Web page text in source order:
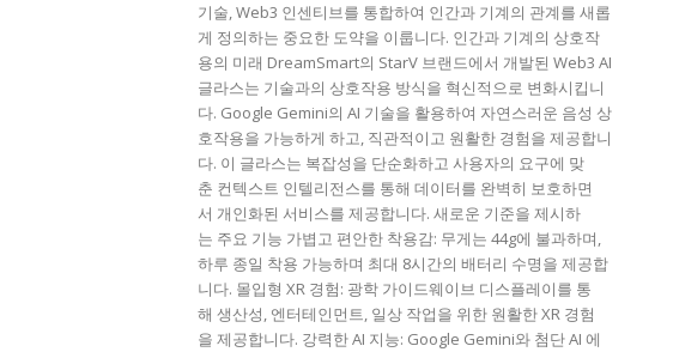
기술, Web3 인센티브를 통합하여 인간과 기계의 관계를 새롭
게 정의하는 중요한 도약을 이룹니다. 인간과 기계의 상호작
용의 미래 DreamSmart의 StarV 브랜드에서 개발된 Web3 AI
글라스는 기술과의 상호작용 방식을 혁신적으로 변화시킵니
다. Google Gemini의 AI 기술을 활용하여 자연스러운 음성 상
호작용을 가능하게 하고, 직관적이고 원활한 경험을 제공합니
다. 이 글라스는 복잡성을 단순화하고 사용자의 요구에 맞
춘 컨텍스트 인텔리전스를 통해 데이터를 완벽히 보호하면
서 개인화된 서비스를 제공합니다. 새로운 기준을 제시하
는 주요 기능 가볍고 편안한 착용감: 무게는 44g에 불과하며,
하루 종일 착용 가능하며 최대 8시간의 배터리 수명을 제공합
니다. 몰입형 XR 경험: 광학 가이드웨이브 디스플레이를 통
해 생산성, 엔터테인먼트, 일상 작업을 위한 원활한 XR 경험
을 제공합니다. 강력한 AI 지능: Google Gemini와 첨단 AI 에